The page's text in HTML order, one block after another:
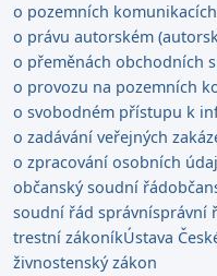
o pozemních komunikacích
o právu autorském
o přeměnách obchodních
o provozu na pozemních
o svobodném přístupu k
o zadávání veřejných
o zpracování osobních
občanský soudní řád
soudní řád správnísprávní
trestní zákoníkÚstava
živnostenský zákon